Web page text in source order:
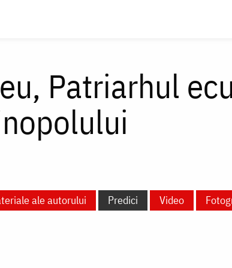
Patriarhul
ale autorului Predici Video